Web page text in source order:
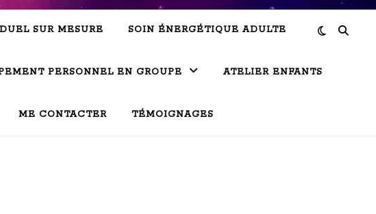
SUR MESURE SOIN ÉNERGÉTIQUE ADULTE
PERSONNEL EN GROUPE ATELIER ENFANTS
ME CONTACTER TÉMOIGNAGES